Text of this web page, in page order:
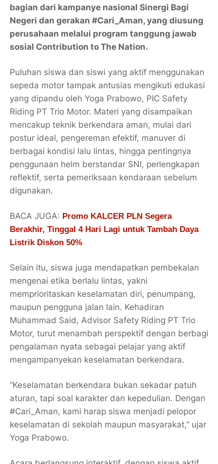
bagian dari kampanye nasional Sinergi Bagi
Negeri dan gerakan #Cari_Aman, yang diusung
perusahaan melalui program tanggung jawab
sosial Contribution to The Nation.
Puluhan siswa dan siswi yang aktif menggunakan
sepeda motor tampak antusias mengikuti edukasi
yang dipandu oleh Yoga Prabowo, PIC Safety
Riding PT Trio Motor. Materi yang disampaikan
mencakup teknik berkendara aman, mulai dari
postur ideal, pengereman efektif, manuver di
berbagai kondisi lalu lintas, hingga pentingnya
penggunaan helm berstandar SNI, perlengkapan
reflektif, serta pemeriksaan kendaraan sebelum
digunakan.
BACA JUGA: Promo KALCER PLN Segera
Berakhir, Tinggal 4 Hari Lagi untuk Tambah Daya
Listrik Diskon 50%
Selain itu, siswa juga mendapatkan pembekalan
mengenai etika berlalu lintas, yakni
memprioritaskan keselamatan diri, penumpang,
maupun pengguna jalan lain. Kehadiran
Muhammad Said, Advisor Safety Riding PT Trio
Motor, turut menambah perspektif dengan berbagi
pengalaman nyata sebagai pelajar yang aktif
mengampanyekan keselamatan berkendara.
“Keselamatan berkendara bukan sekadar patuh
aturan, tapi soal karakter dan kepedulian. Dengan
#Cari_Aman, kami harap siswa menjadi pelopor
keselamatan di sekolah maupun masyarakat,” ujar
Yoga Prabowo.